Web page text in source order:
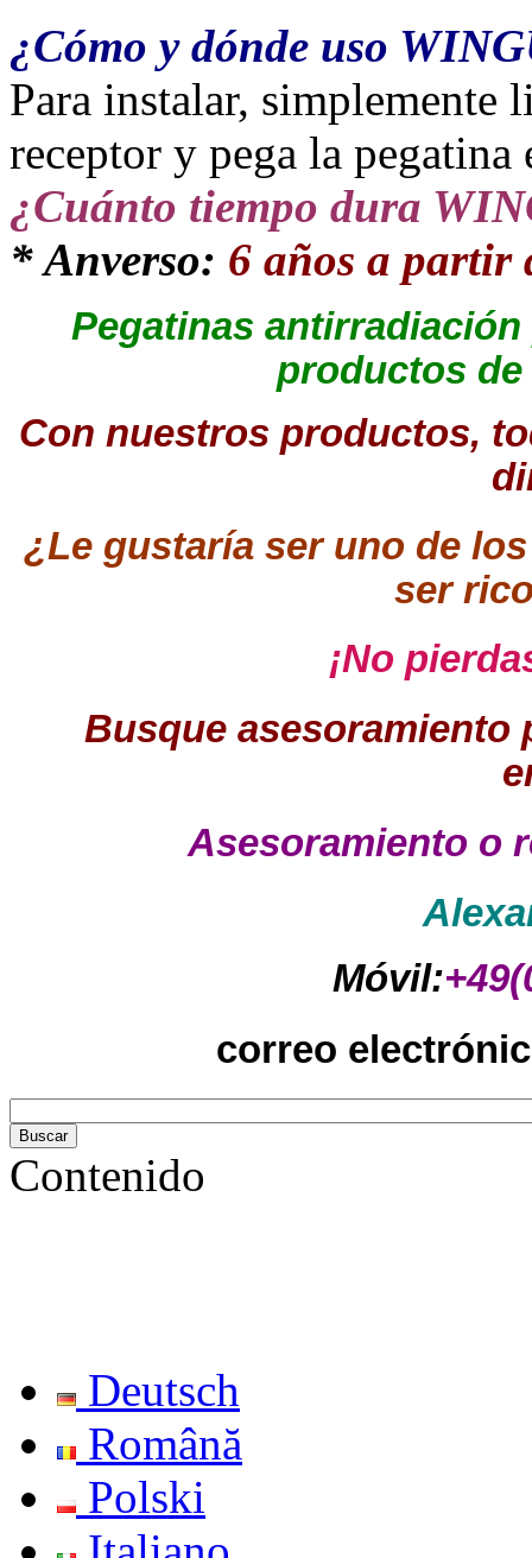
¿Cómo y dónde uso
Para instalar, simplemente
receptor y pega la pegatina
¿Cuánto tiempo dura
* Anverso: 6 años a partir
Pegatinas
productos de
Con nuestros productos,
¿Le gustaría ser uno de
ser
¡No
Busque asesoramiento
Asesoramiento o
Móvil:
correo
Contenido
Deutsch
Română
Polski